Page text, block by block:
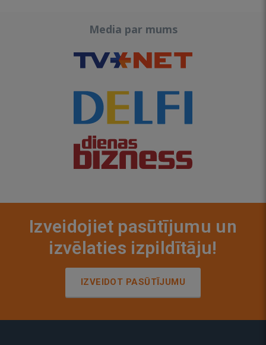
Media par mums
Izveidojiet pasūtījumu un
izvēlaties izpildītāju!
IZVEIDOT PASŪTĪJUMU